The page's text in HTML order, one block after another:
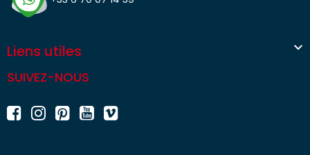
Liens utiles 
SUIVEZ-NOUS